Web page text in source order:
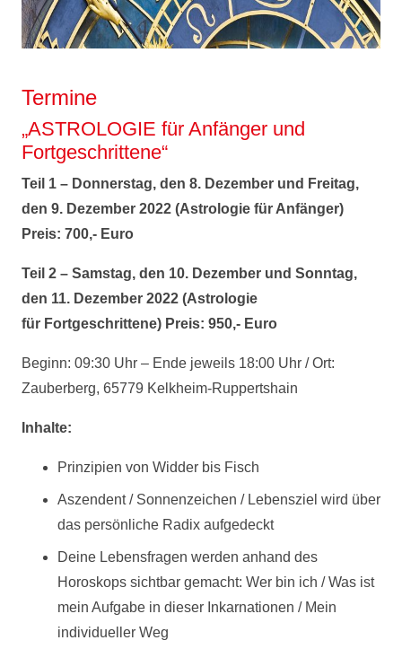
Termine
„ASTROLOGIE für Anfänger und
Fortgeschrittene“
Teil 1 – Donnerstag, den 8. Dezember und Freitag,
den 9. Dezember 2022 (Astrologie für Anfänger)
Preis: 700,- Euro
Teil 2 – Samstag, den 10. Dezember und Sonntag,
den 11. Dezember 2022 (Astrologie
für Fortgeschrittene) Preis: 950,- Euro
Beginn: 09:30 Uhr – Ende jeweils 18:00 Uhr / Ort:
Zauberberg, 65779 Kelkheim-Ruppertshain
Inhalte:
Prinzipien von Widder bis Fisch
Aszendent / Sonnenzeichen / Lebensziel wird über
das persönliche Radix aufgedeckt
Deine Lebensfragen werden anhand des
Horoskops sichtbar gemacht: Wer bin ich / Was ist
mein Aufgabe in dieser Inkarnationen / Mein
individueller Weg